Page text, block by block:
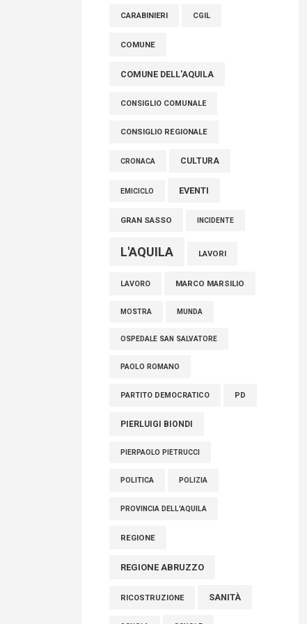
tra cui molti abruzzesi"
06 Agosto 2026
CARABINIERI CGIL
COMUNE
COMUNE DELL'AQUILA
CONSIGLIO COMUNALE
CONSIGLIO REGIONALE
CRONACA CULTURA
EMICICLO EVENTI
GRAN SASSO INCIDENTE
L'AQUILA LAVORI
LAVORO MARCO MARSILIO
MOSTRA MUNDA
OSPEDALE SAN SALVATORE
PAOLO ROMANO
PARTITO DEMOCRATICO PD
PIERLUIGI BIONDI
PIERPAOLO PIETRUCCI
POLITICA POLIZIA
PROVINCIA DELL'AQUILA
REGIONE
REGIONE ABRUZZO
RICOSTRUZIONE SANITÀ